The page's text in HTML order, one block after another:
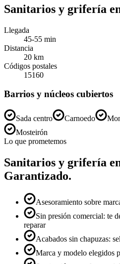
Sanitarios y grifería
Llegada
45-55 min
Distancia
20 km
Códigos postales
15160
Barrios y núcleos cubiertos
Sada centro Carnoedo
Mosteirón
Lo que prometemos
Sanitarios y grifería
Garantizado.
Asesoramiento sobre
Sin presión comercial: te
reparar
Acabados sin chapuzas:
Marca y modelo elegidos